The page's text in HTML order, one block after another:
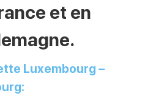
et en
Luxembourg –